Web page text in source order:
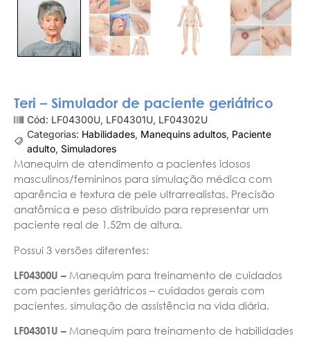
Teri – Simulador de paciente geriátrico
Cód: LF04300U, LF04301U, LF04302U
Categorias: Habilidades, Manequins adultos, Paciente
adulto, Simuladores
Manequim de atendimento a pacientes idosos
masculinos/femininos para simulação médica com
aparência e textura de pele ultrarrealistas. Precisão
anatômica e peso distribuído para representar um
paciente real de 1,52m de altura.
Possui 3 versões diferentes:
LF04300U – Manequim para treinamento de cuidados
com pacientes geriátricos – cuidados gerais com
pacientes, simulação de assistência na vida diária.
LF04301U – Manequim para treinamento de habilidades